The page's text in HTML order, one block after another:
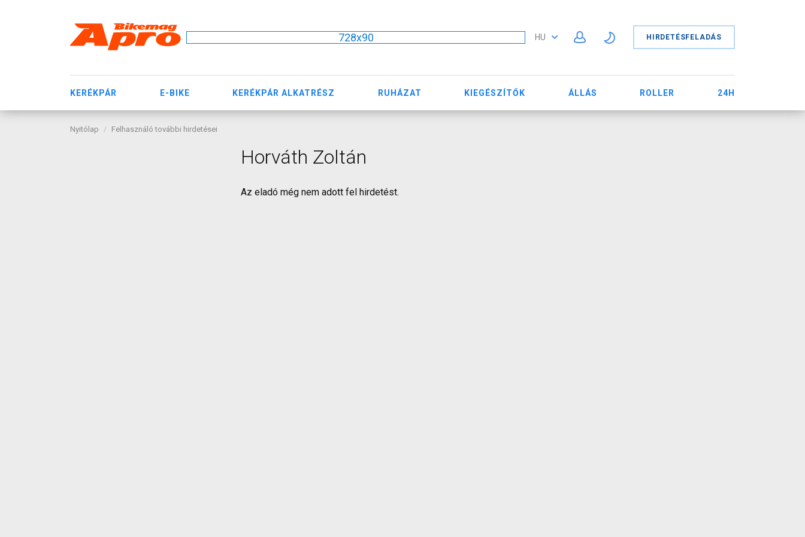
728x90 HU HIRDETÉSFELADÁS
KERÉKPÁR E-BIKE KERÉKPÁR ALKATRÉSZ RUHÁZAT KIEGÉSZÍTŐK ÁLLÁS ROLLER 24H
Nyitólap Felhasználó további hirdetései
Horváth Zoltán
Az eladó még nem adott fel hirdetést.